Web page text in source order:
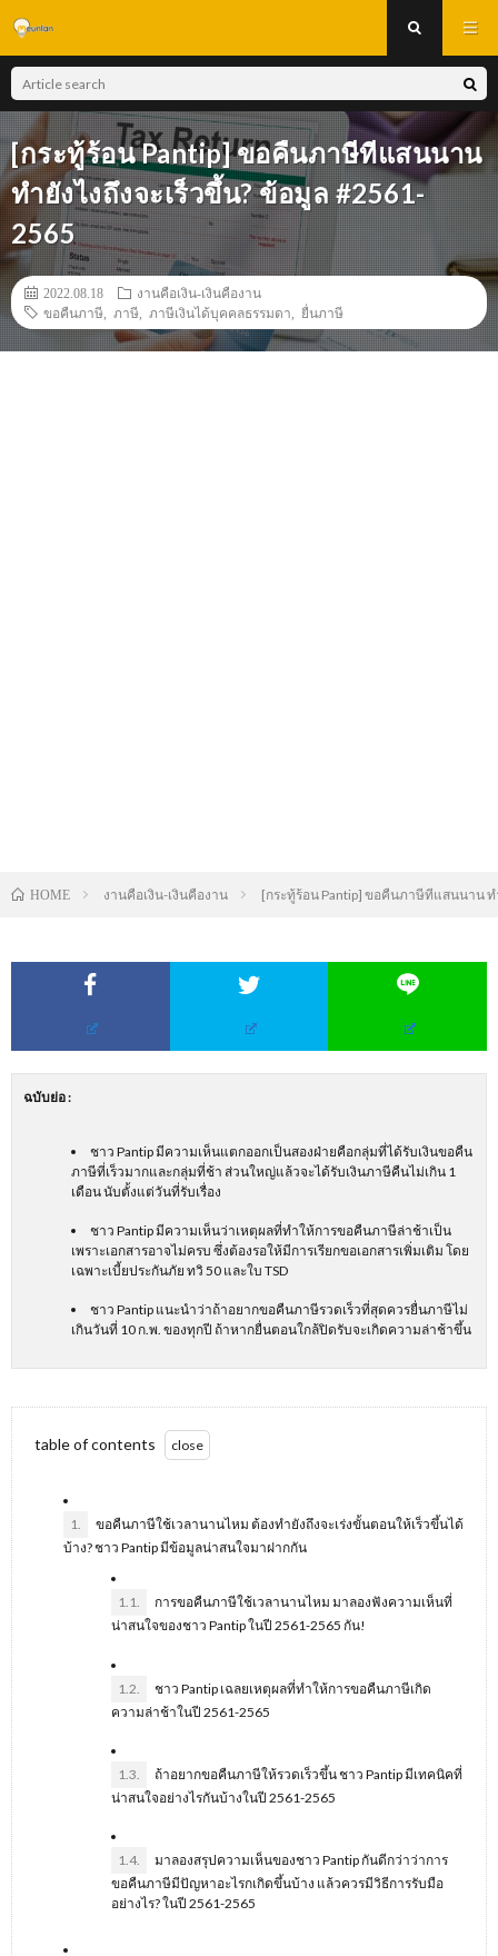
[กระทู้ร้อน Pantip] ขอคืนภาษีทีแสนนาน
ทำยังไงถึงจะเร็วขึ้น? ข้อมูล #2561-
2565
2022.08.18
งานคือเงิน-เงินคืองาน
ขอคืนภาษี
ภาษี ภาษีเงินได้บุคคลธรรมดา ยื่นภาษี
HOME งานคือเงิน-เงินคืองาน [กระทู้ร้อน Pantip] ขอคืนภาษีทีแสนนาน ท
ฉบับย่อ:
ชาว Pantip มีความเห็นแตกออกเป็นสองฝ่ายคือกลุ่มที่ได้รับเงินขอคืน
ภาษีที่เร็วมากและกลุ่มที่ช้า ส่วนใหญ่แล้วจะได้รับเงินภาษีคืนไม่เกิน 1
เดือน นับตั้งแต่วันที่รับเรื่อง
ชาว Pantip มีความเห็นว่าเหตุผลที่ทำให้การขอคืนภาษีล่าช้าเป็น
เพราะเอกสารอาจไม่ครบ ซึ่งต้องรอให้มีการเรียกขอเอกสารเพิ่มเติม โดย
เฉพาะเบี้ยประกันภัย ทวิ 50 และใบ TSD
ชาว Pantip แนะนำว่าถ้าอยากขอคืนภาษีรวดเร็วที่สุดควรยื่นภาษีไม่
เกินวันที่ 10 ก.พ. ของทุกปี ถ้าหากยื่นตอนใกล้ปิดรับจะเกิดความล่าช้าขึ้น
table of contents
1.
ขอคืนภาษีใช้เวลานานไหม ต้องทำยังถึงจะเร่งขั้นตอนให้เร็วขึ้นได้
บ้าง? ชาว Pantip มีข้อมูลน่าสนใจมาฝากกัน
1.1.
การขอคืนภาษีใช้เวลานานไหม มาลองฟังความเห็นที่
น่าสนใจของชาว Pantip ในปี 2561-2565 กัน!
1.2.
ชาว Pantip เฉลยเหตุผลที่ทำให้การขอคืนภาษีเกิด
ความล่าช้าในปี 2561-2565
1.3.
ถ้าอยากขอคืนภาษีให้รวดเร็วขึ้น ชาว Pantip มีเทคนิคที่
น่าสนใจอย่างไรกันบ้างในปี 2561-2565
1.4.
มาลองสรุปความเห็นของชาว Pantip กันดีกว่าว่าการ
ขอคืนภาษีมีปัญหาอะไรกเกิดขึ้นบ้าง แล้วควรมีวิธีการรับมือ
อย่างไร? ในปี 2561-2565